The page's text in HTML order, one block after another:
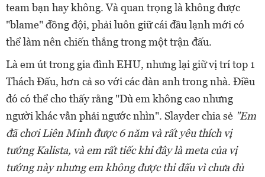
team bạn hay không. Và quan trọng là không được
"blame" đồng đội, phải luôn giữ cái đầu lạnh mới có
thể làm nên chiến thắng trong một trận đấu.
Là em út trong gia đình EHU, nhưng lại giữ vị trí top 1
Thách Đấu, hơn cả so với các đàn anh trong nhà. Điều
đó có thể cho thấy rằng "Dù em không cao nhưng
người khác vẫn phải ngước nhìn". Slayder chia sẻ "Em
đã chơi Liên Minh được 6 năm và rất yêu thích vị
tướng Kalista, và em rất tiếc khi đây là meta của vị
tướng này nhưng em không được thi đấu vì chưa đủ